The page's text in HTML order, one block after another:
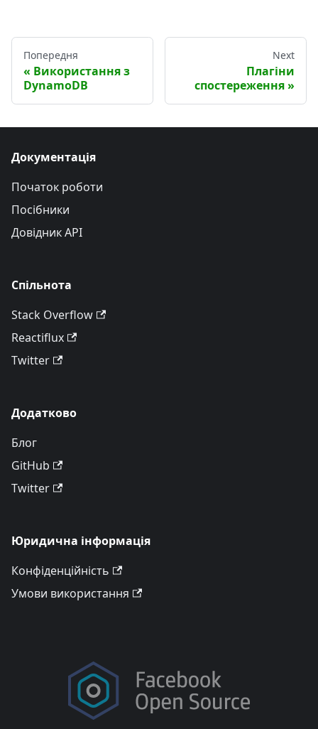
Попередня
Використання з
DynamoDB
Next
Плагіни
спостереження
Документація
Початок роботи
Посібники
Довідник API
Спільнота
Stack Overflow
Reactiflux
Twitter
Додатково
Блог
GitHub
Twitter
Юридична інформація
Конфіденційність
Умови використання